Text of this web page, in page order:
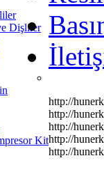
Dişliler
Kit
http://
http://
http://
http://
http://